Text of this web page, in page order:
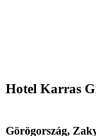
Hotel Karras
Görögország,